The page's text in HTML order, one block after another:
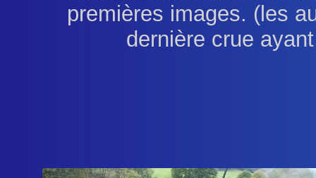
premières images. (les
dernière crue